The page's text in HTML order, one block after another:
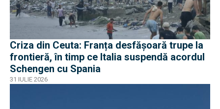
Criza din Ceuta: Franța desfășoară trupe la
frontieră, în timp ce Italia suspendă acordul
Schengen cu Spania
31 IULIE 2026